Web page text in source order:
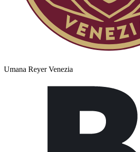
Umana Reyer Venezia